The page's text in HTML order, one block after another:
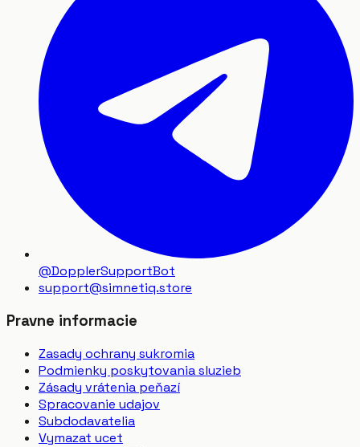
@DopplerSupportBot
support@simnetiq.store
Pravne informacie
Zasady ochrany sukromia
Podmienky poskytovania sluzieb
Zásady vrátenia peňazí
Spracovanie udajov
Subdodavatelia
Vymazat ucet